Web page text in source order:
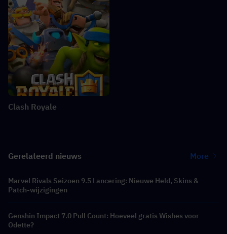
Clash Royale
Gerelateerd nieuws More
Marvel Rivals Seizoen 9.5 Lancering: Nieuwe Held, Skins &
Patch-wijzigingen
Genshin Impact 7.0 Pull Count: Hoeveel gratis Wishes voor
Odette?